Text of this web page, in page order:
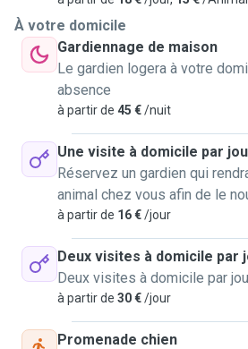
À votre domicile
Gardiennage de maison
Le gardien logera à votre
absence
à partir de 45 €/nuit
Une visite à domicile par
Réservez un gardien qui
animal chez vous afin de le
à partir de 16 €/jour
Deux visites à domicile par
Deux visites à domicile par
à partir de 30 €/jour
Promenade chien